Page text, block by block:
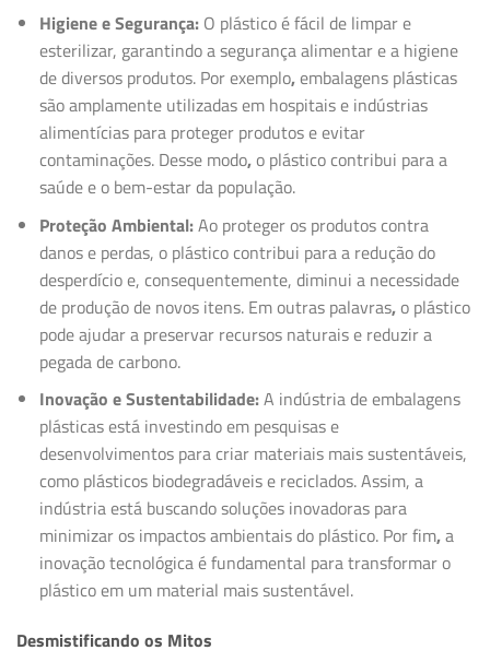
Higiene e Segurança:O plástico é fácil de limpar e
esterilizar, garantindo a segurança alimentar e a higiene
de diversos produtos. Por exemplo,embalagens plásticas
são amplamente utilizadas em hospitais e indústrias
alimentícias para proteger produtos e evitar
contaminações. Desse modo,o plástico contribui para a
saúde e o bem-estar da população.
Proteção Ambiental:Ao proteger os produtos contra
danos e perdas, o plástico contribui para a redução do
desperdício e, consequentemente, diminui a necessidade
de produção de novos itens. Em outras palavras,o plástico
pode ajudar a preservar recursos naturais e reduzir a
pegada de carbono.
Inovação e Sustentabilidade:A indústria de embalagens
plásticas está investindo em pesquisas e
desenvolvimentos para criar materiais mais sustentáveis,
como plásticos biodegradáveis e reciclados. Assim, a
indústria está buscando soluções inovadoras para
minimizar os impactos ambientais do plástico. Por fim,a
inovação tecnológica é fundamental para transformar o
plástico em um material mais sustentável.
Desmistificando os Mitos